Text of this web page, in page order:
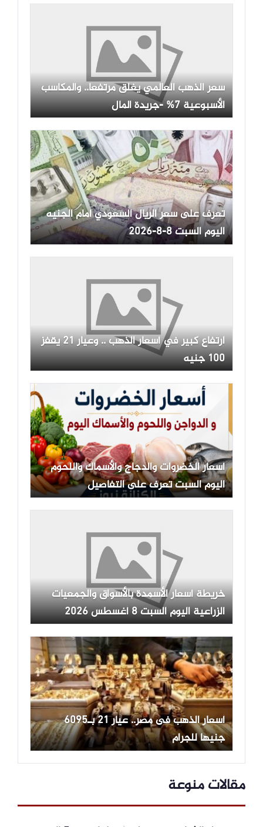
سعر الذهب العالمي يغلق مرتفعا.. والمكاسب
الأسبوعية 7% -جريدة المال
تعرف على سعر الريال السعودي أمام الجنيه
اليوم السبت 8-8-2026
ارتفاع كبير في أسعار الذهب .. وعيار 21 يقفز
100 جنيه
أسعار الخضروات والدجاج والأسماك واللحوم
اليوم السبت تعرف على التفاصيل
خريطة أسعار الأسمدة بالأسواق والجمعيات
الزراعية اليوم السبت 8 أغسطس 2026
أسعار الذهب فى مصر.. عيار 21 بـ6095
جنيها للجرام
مقالات منوعة